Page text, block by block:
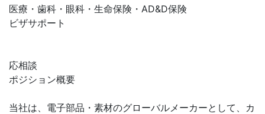
医療・歯科・眼科・生命保険・AD&D保険
ビザサポート
応相談
ポジション概要
当社は、電子部品・素材のグローバルメーカーとして、カ